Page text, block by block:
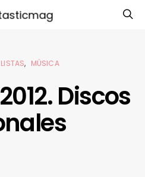
LISTAS MÚSICA
Discos